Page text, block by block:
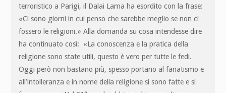
terroristico a Parigi, il Dalai Lama ha esordito con la frase:
«Ci sono giorni in cui penso che sarebbe meglio se non ci
fossero le religioni.» Alla domanda su cosa intendesse dire
ha continuato così: «La conoscenza e la pratica della
religione sono state utili, questo è vero per tutte le fedi.
Oggi però non bastano più, spesso portano al fanatismo e
all’intolleranza e in nome della religione si sono fatte e si